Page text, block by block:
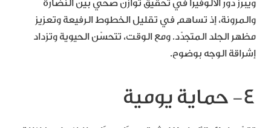
ويبرز دور الألوفيرا في تحقيق توازن صحي بين النضارة
والمرونة، إذ تساهم في تقليل الخطوط الرفيعة وتعزيز
مظهر الجلد المتجدّد. ومع الوقت، تتحسّن الحيوية وتزداد
إشراقة الوجه بوضوح.
٤- حماية يومية